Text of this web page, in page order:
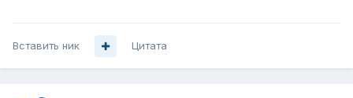
Вставить ник Цитата